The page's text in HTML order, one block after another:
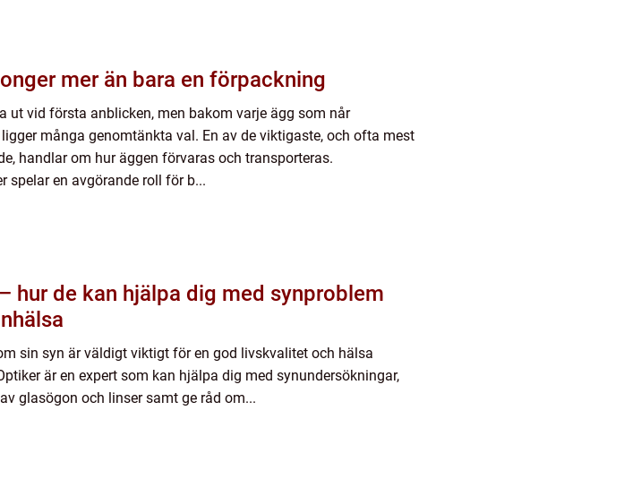
Äggkartonger mer än bara en förpackning
ut vid första anblicken, men bakom varje ägg som når
många genomtänkta val. En av de viktigaste, och ofta mest
handlar om hur äggen förvaras och transporteras.
spelar en avgörande roll för b...
hur de kan hjälpa dig med synproblem
sin syn är väldigt viktigt för en god livskvalitet och hälsa
är en expert som kan hjälpa dig med synundersökningar,
glasögon och linser samt ge råd om...